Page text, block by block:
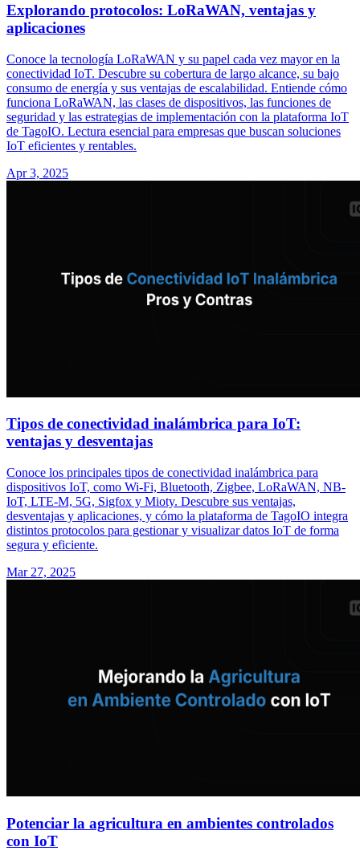
Explorando protocolos: LoRaWAN, ventajas y
aplicaciones
Conoce la tecnología LoRaWAN y su papel cada vez mayor en la
conectividad IoT. Descubre su cobertura de largo alcance, su bajo
consumo de energía y sus ventajas de escalabilidad. Entiende cómo
funciona LoRaWAN, las clases de dispositivos, las funciones de
seguridad y las estrategias de implementación con la plataforma IoT
de TagoIO. Lectura esencial para empresas que buscan soluciones
IoT eficientes y rentables.
Apr 3, 2025
Tipos de conectividad inalámbrica para IoT:
ventajas y desventajas
Conoce los principales tipos de conectividad inalámbrica para
dispositivos IoT, como Wi-Fi, Bluetooth, Zigbee, LoRaWAN, NB-
IoT, LTE-M, 5G, Sigfox y Mioty. Descubre sus ventajas,
desventajas y aplicaciones, y cómo la plataforma de TagoIO integra
distintos protocolos para gestionar y visualizar datos IoT de forma
segura y eficiente.
Mar 27, 2025
Potenciar la agricultura en ambientes controlados
con IoT